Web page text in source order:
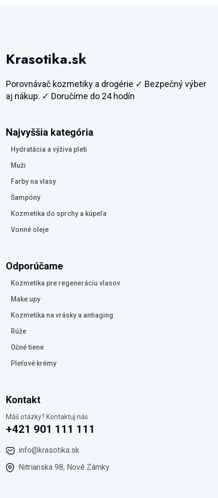
Krasotika.sk
Porovnávač kozmetiky a drogérie ✓ Bezpečný výber
aj nákup. ✓ Doručíme do 24 hodín
Najvyššia kategória
Hydratácia a výživa pleti
Muži
Farby na vlasy
Šampóny
Kozmetika do sprchy a kúpeľa
Vonné oleje
Odporúčame
Kozmetika pre regeneráciu vlasov
Make upy
Kozmetika na vrásky a antiaging
Rúže
Očné tiene
Pleťové krémy
Kontakt
Máš otázky? Kontaktuj nás
+421 901 111 111
info@krasotika.sk
Nitrianska 98, Nové Zámky